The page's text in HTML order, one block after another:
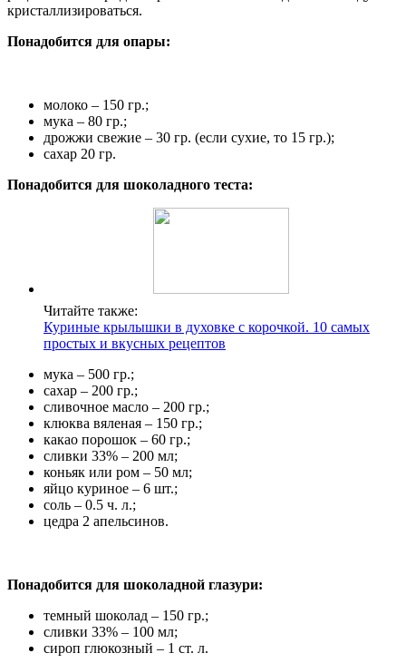
кристаллизироваться.
Понадобится для опары:
молоко – 150 гр.;
мука – 80 гр.;
дрожжи свежие – 30 гр. (если сухие, то 15 гр.);
сахар 20 гр.
Понадобится для шоколадного теста:
Читайте также:
Куриные крылышки в духовке с корочкой. 10 самых
простых и вкусных рецептов
мука – 500 гр.;
сахар – 200 гр.;
сливочное масло – 200 гр.;
клюква вяленая – 150 гр.;
какао порошок – 60 гр.;
сливки 33% – 200 мл;
коньяк или ром – 50 мл;
яйцо куриное – 6 шт.;
соль – 0.5 ч. л.;
цедра 2 апельсинов.
Понадобится для шоколадной глазури:
темный шоколад – 150 гр.;
сливки 33% – 100 мл;
сироп глюкозный – 1 ст. л.